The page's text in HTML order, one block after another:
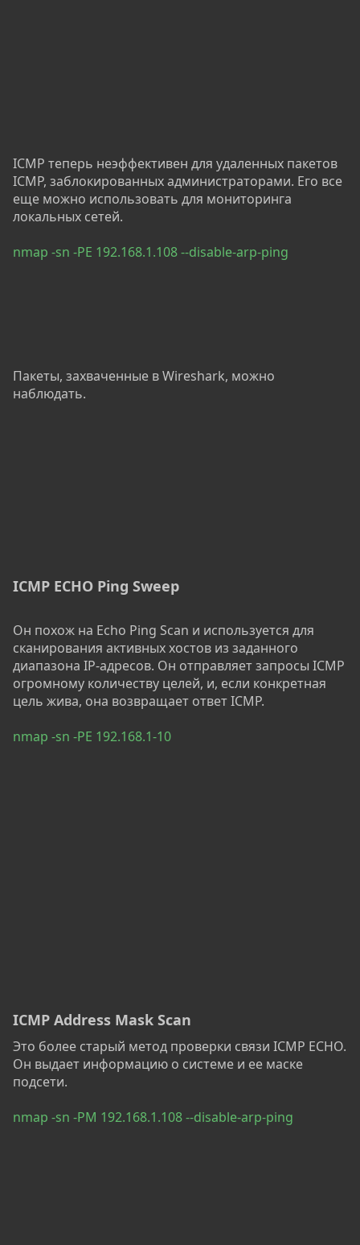
ICMP теперь неэффективен для удаленных пакетов
ICMP, заблокированных администраторами. Его все
еще можно использовать для мониторинга
локальных сетей.
nmap -sn -PE 192.168.1.108 --disable-arp-ping
Пакеты, захваченные в Wireshark, можно
наблюдать.
ICMP ECHO Ping Sweep
Он похож на Echo Ping Scan и используется для
сканирования активных хостов из заданного
диапазона IP-адресов. Он отправляет запросы ICMP
огромному количеству целей, и, если конкретная
цель жива, она возвращает ответ ICMP.
nmap -sn -PE 192.168.1-10
ICMP Address Mask Scan
Это более старый метод проверки связи ICMP ECHO.
Он выдает информацию о системе и ее маске
подсети.
nmap -sn -PM 192.168.1.108 --disable-arp-ping